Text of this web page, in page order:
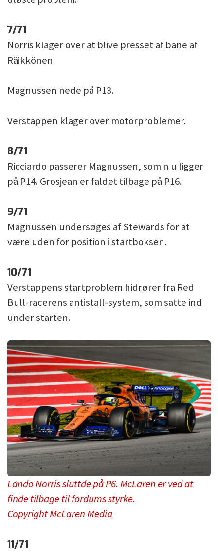
7/71
Norris klager over at blive presset af bane af
Räikkönen.
Magnussen nede på P13.
Verstappen klager over motorproblemer.
8/71
Ricciardo passerer Magnussen, som n u ligger
på P14. Grosjean er faldet tilbage på P16.
9/71
Magnussen undersøges af Stewards for at
være uden for position i startboksen.
10/71
Verstappens startproblem hidrører fra Red
Bull-racerens antistall-system, som satte ind
under starten.
Lando Norris sluttde på P6. McLaren er ved at
finde tilbage til fordums styrke.
Copyright McLaren Media
11/71